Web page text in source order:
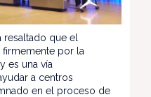
resaltado que el
firmemente por la
es una vía
a centros
en el proceso de